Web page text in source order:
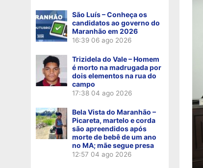
São Luís – Conheça os
candidatos ao governo do
Maranhão em 2026
16:39 06 ago 2026
Trizidela do Vale – Homem
é morto na madrugada por
dois elementos na rua do
campo
17:38 04 ago 2026
Bela Vista do Maranhão –
Picareta, martelo e corda
são apreendidos após
morte de bebê de um ano
no MA; mãe segue presa
12:57 04 ago 2026